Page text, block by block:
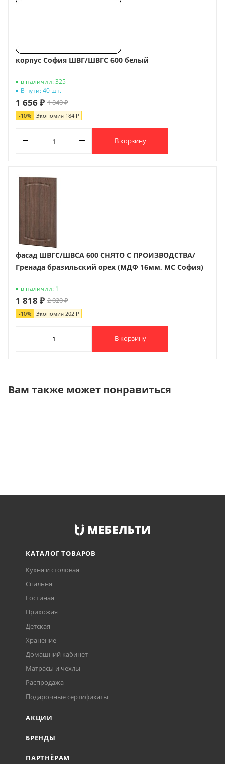
корпус София ШВГ/ШВГС 600 белый
в наличии: 325
В пути: 40 шт.
1 656 ₽ 1 840 ₽
-10% Экономия 184 ₽
В корзину
фасад ШВГС/ШВСА 600 СНЯТО С ПРОИЗВОДСТВА/
Гренада бразильский орех (МДФ 16мм, МС София)
в наличии: 1
1 818 ₽ 2 020 ₽
-10% Экономия 202 ₽
В корзину
Вам также может понравиться
КАТАЛОГ ТОВАРОВ
Кухня и столовая
Спальня
Гостиная
Прихожая
Детская
Хранение
Домашний кабинет
Матрасы и чехлы
Распродажа
Подарочные сертификаты
АКЦИИ
БРЕНДЫ
ПАРТНЁРАМ